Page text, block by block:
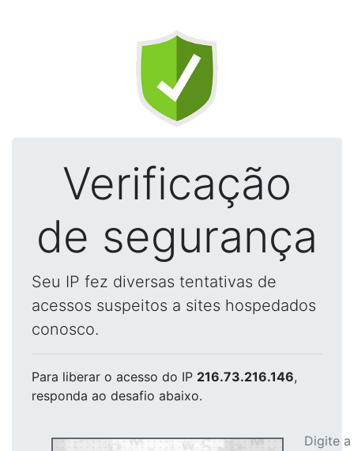
Verificação
de segurança
Seu IP fez diversas tentativas de
acessos suspeitos a sites hospedados
conosco.
Para liberar o acesso do IP 216.73.216.146,
responda ao desafio abaixo.
Digite